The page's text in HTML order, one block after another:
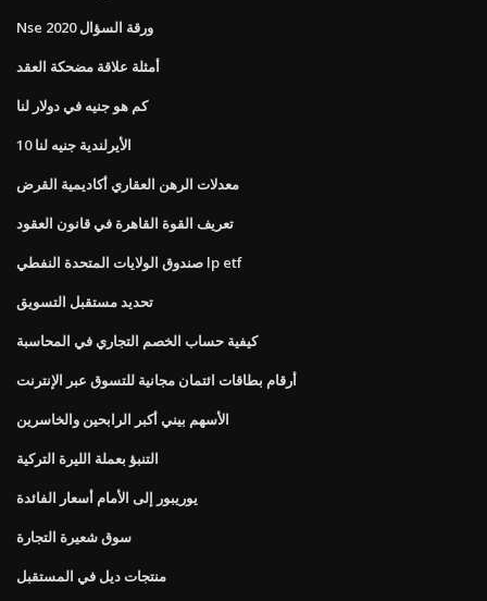
Nse 2020 ورقة السؤال
أمثلة علاقة مضحكة العقد
كم هو جنيه في دولار لنا
10 الأيرلندية جنيه لنا
معدلات الرهن العقاري أكاديمية القرض
تعريف القوة القاهرة في قانون العقود
صندوق الولايات المتحدة النفطي lp etf
تحديد مستقبل التسويق
كيفية حساب الخصم التجاري في المحاسبة
أرقام بطاقات ائتمان مجانية للتسوق عبر الإنترنت
الأسهم بيني أكبر الرابحين والخاسرين
التنبؤ بعملة الليرة التركية
يوريبور إلى الأمام أسعار الفائدة
سوق شعيرة التجارة
منتجات ديل في المستقبل